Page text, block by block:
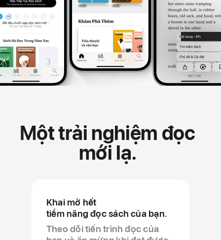
Một trải nghiệm đọc
mới lạ.
Khai mở hết
tiềm năng đọc sách của bạn.
Theo dõi tiến trình đọc của